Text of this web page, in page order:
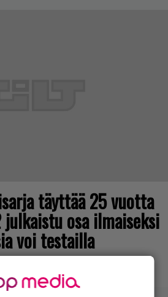
täyttää 25 vuotta
osa ilmaiseksi
voi testailla